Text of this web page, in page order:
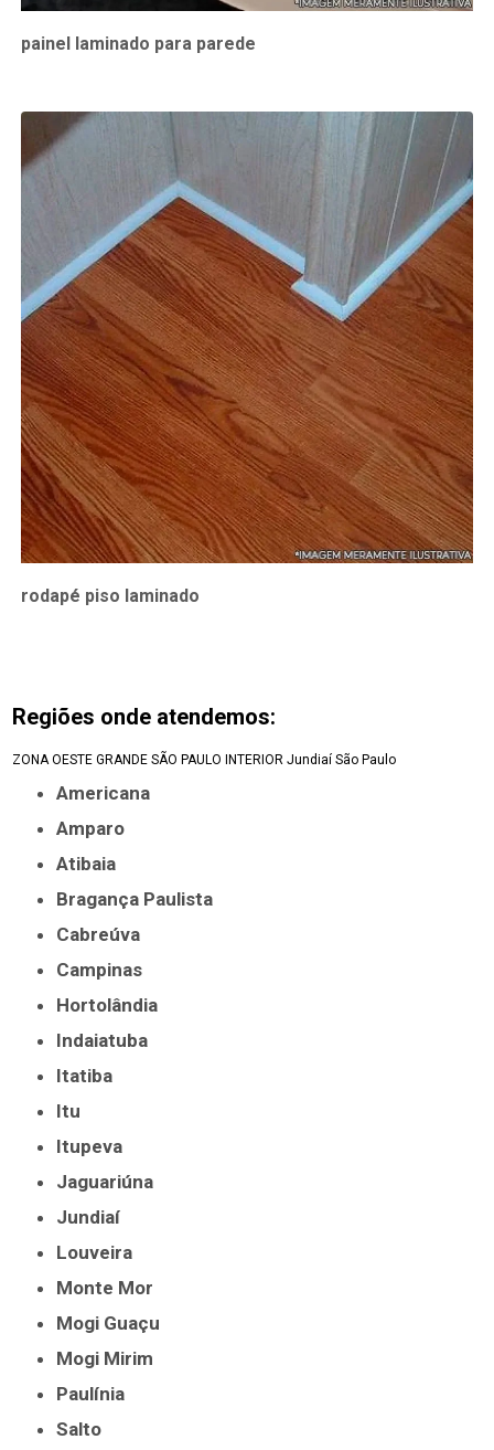
painel laminado para parede
rodapé piso laminado
Regiões onde atendemos:
ZONA OESTE GRANDE SÃO PAULO INTERIOR Jundiaí São Paulo
Americana
Amparo
Atibaia
Bragança Paulista
Cabreúva
Campinas
Hortolândia
Indaiatuba
Itatiba
Itu
Itupeva
Jaguariúna
Jundiaí
Louveira
Monte Mor
Mogi Guaçu
Mogi Mirim
Paulínia
Salto